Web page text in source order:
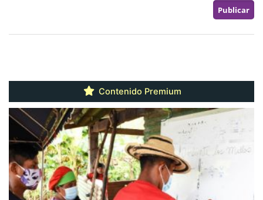
Contenido Premium